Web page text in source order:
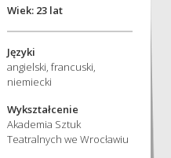
Wiek: 23 lat
Języki
angielski, francuski,
niemiecki
Wykształcenie
Akademia Sztuk
Teatralnych we Wrocławiu